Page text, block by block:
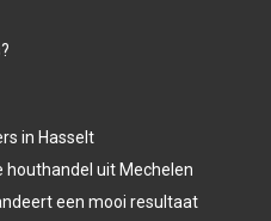
in Hasselt
uit Mechelen
een mooi resultaat